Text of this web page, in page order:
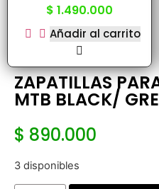
$ 1.490.000
Añadir al carrito
ZAPATILLAS
MTB BLACK/
$ 890.000
3 disponibles